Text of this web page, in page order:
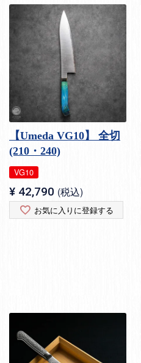
【Umeda VG10】 全切
(210・240)
VG10
¥ 42,790 税込
お気に入りに登録する